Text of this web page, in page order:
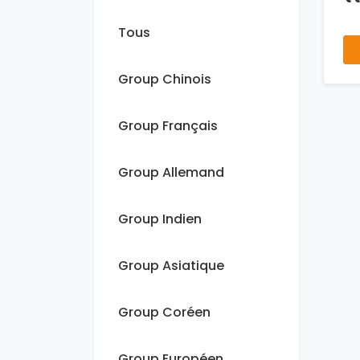
Tous
Group Chinois
Group Français
Group Allemand
Group Indien
Group Asiatique
Group Coréen